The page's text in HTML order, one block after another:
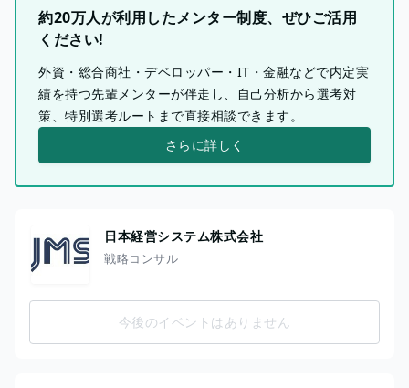
約20万人が利用したメンター制度、ぜひご活用
ください!
外資・総合商社・デベロッパー・IT・金融などで内定実
績を持つ先輩メンターが伴走し、自己分析から選考対
策、特別選考ルートまで直接相談できます。
さらに詳しく
日本経営システム株式会社
戦略コンサル
今後のイベントはありません